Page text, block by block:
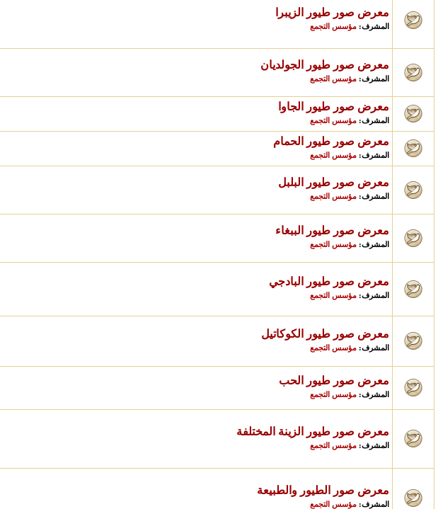
معرض صور طيور الزيبرا
المشرف: مؤسس التجمع
معرض صور طيور الجولديان
المشرف: مؤسس التجمع
معرض صور طيور الجاوا
المشرف: مؤسس التجمع
معرض صور طيور الحمام
المشرف: مؤسس التجمع
معرض صور طيور البلبل
المشرف: مؤسس التجمع
معرض صور طيور الببغاء
المشرف: مؤسس التجمع
معرض صور طيور البادجي
المشرف: مؤسس التجمع
معرض صور طيور الكوكاتيل
المشرف: مؤسس التجمع
معرض صور طيور الحب
المشرف: مؤسس التجمع
معرض صور طيور الزينة المختلفة
المشرف: مؤسس التجمع
معرض صور الطيور والطبيعة
المشرف: مؤسس التجمع